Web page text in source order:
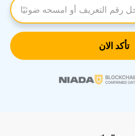
أدخل رقم التعريف
تأكد الان